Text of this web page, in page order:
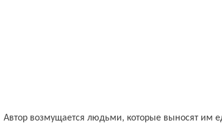
Автор возмущается людьми, которые выносят им